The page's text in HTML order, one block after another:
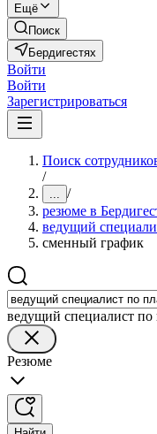
Ещё
Поиск
Бердигестях
Войти
Войти
Зарегистрироваться
Поиск
/
... /
резюме в
ведущий
сменный график
ведущий специалист
Резюме